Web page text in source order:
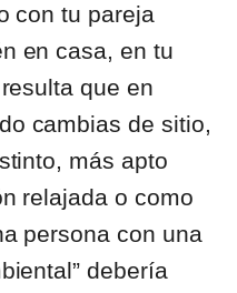
con tu pareja
en casa, en tu
que en
cambias de sitio,
más apto
relajada o como
persona con una
debería